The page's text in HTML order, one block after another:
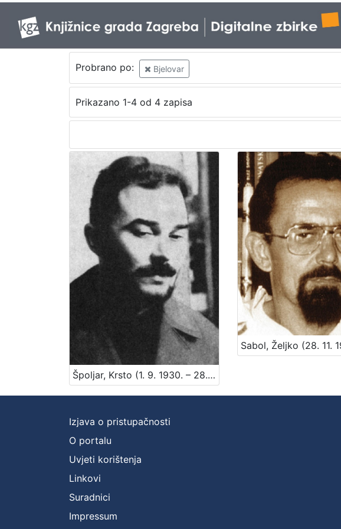
Probrano po: Bjelovar
Prikazano 1-4 od 4 zapisa
Špoljar, Krsto (1. 9. 1930. – 28. 11. 1977.)
Izjava o pristupačnosti
O portalu
Uvjeti korištenja
Linkovi
Suradnici
Impressum